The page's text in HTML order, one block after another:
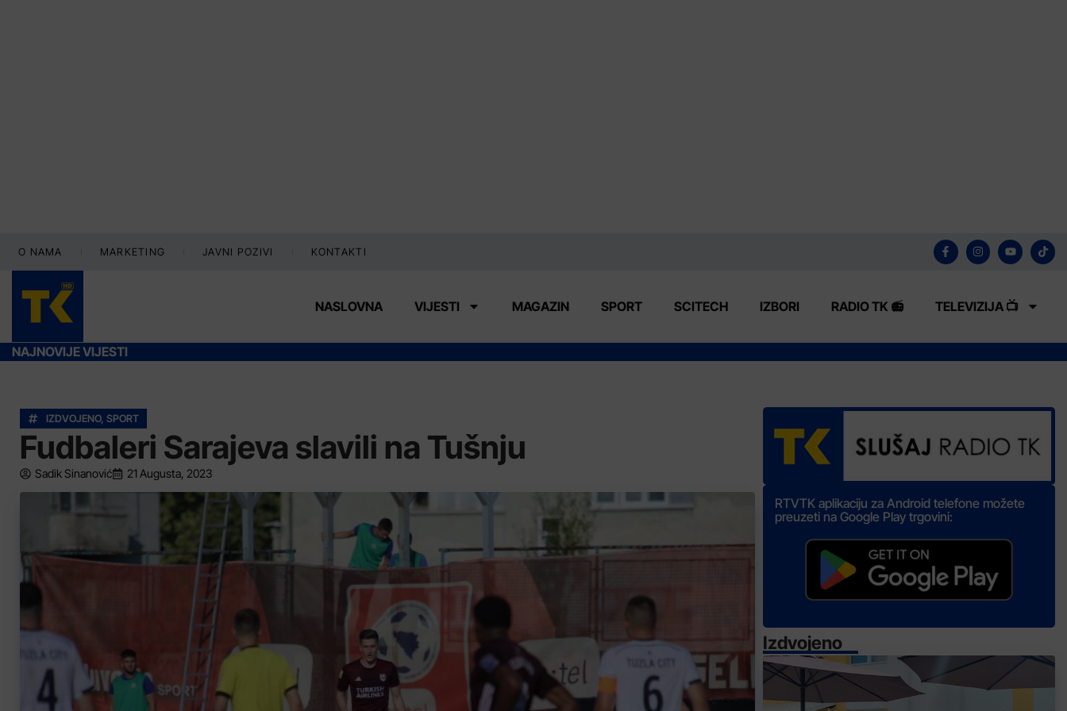
O NAMA MARKETING JAVNI POZIVI KONTAKTI
NASLOVNA VIJESTI MAGAZIN SPORT SCITECH IZBORI RADIO TK 📻 TELEVIZIJA 📺
NAJNOVIJE VIJESTI
IZDVOJENO, SPORT
Fudbaleri Sarajeva slavili na Tušnju
Sadik Sinanović 21 Augusta, 2023
RTVTK aplikaciju za Android telefone možete
preuzeti na Google Play trgovini:
Izdvojeno